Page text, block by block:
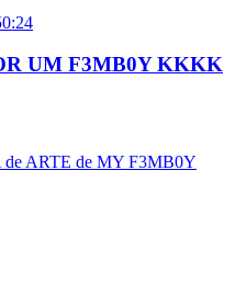
UM F3MB0Y KKKK
de ARTE de MY F3MB0Y